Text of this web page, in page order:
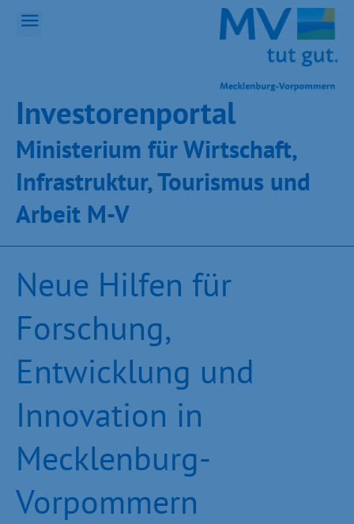
Inves­toren­por­tal
Ministeri­um für Wirt­schaft,
Infra­struk­tur, Tou­ris­mus und
Ar­beit M-V
Neue Hilfen für
Forschung,
Entwicklung und
Innovation in
Mecklenburg-
Vorpommern